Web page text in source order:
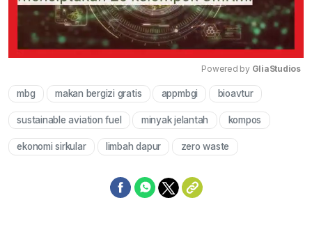
Mute
Powered by GliaStudios
mbg makan bergizi gratis appmbgi bioavtur
sustainable aviation fuel minyak jelantah kompos
ekonomi sirkular limbah dapur zero waste